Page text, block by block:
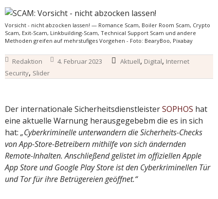
Vorsicht - nicht abzocken lassen! — Romance Scam, Boiler Room Scam, Crypto
Scam, Exit-Scam, Linkbuilding-Scam, Technical Support Scam und andere
Methoden greifen auf mehrstufiges Vorgehen - Foto: BearyBoo, Pixabay
Redaktion 4. Februar 2023 Aktuell, Digital, Internet
Security, Slider
Der internationale SicherheitsdienstleisterSOPHOS hat
eine aktuelle Warnung herausgegebebm die es in sich
hat: „Cyberkriminelle unterwandern die Sicherheits-Checks
von App-Store-Betreibern mithilfe von sich ändernden
Remote-Inhalten. Anschließend gelistet im offiziellen Apple
App Store und Google Play Store ist den Cyberkriminellen Tür
und Tor für ihre Betrügereien geöffnet.“